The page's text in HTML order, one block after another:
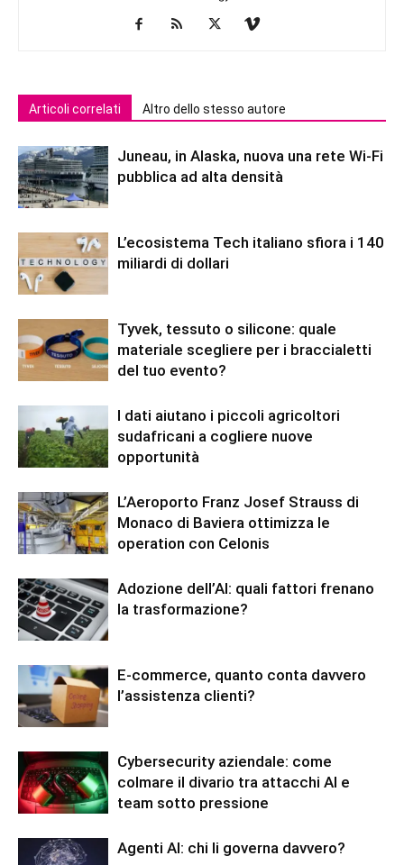
Articoli correlati Altro dello stesso autore
Juneau, in Alaska, nuova una rete Wi-Fi
pubblica ad alta densità
L’ecosistema Tech italiano sfiora i 140
miliardi di dollari
Tyvek, tessuto o silicone: quale
materiale scegliere per i braccialetti
del tuo evento?
I dati aiutano i piccoli agricoltori
sudafricani a cogliere nuove
opportunità
L’Aeroporto Franz Josef Strauss di
Monaco di Baviera ottimizza le
operation con Celonis
Adozione dell’AI: quali fattori frenano
la trasformazione?
E-commerce, quanto conta davvero
l’assistenza clienti?
Cybersecurity aziendale: come
colmare il divario tra attacchi AI e
team sotto pressione
Agenti AI: chi li governa davvero?